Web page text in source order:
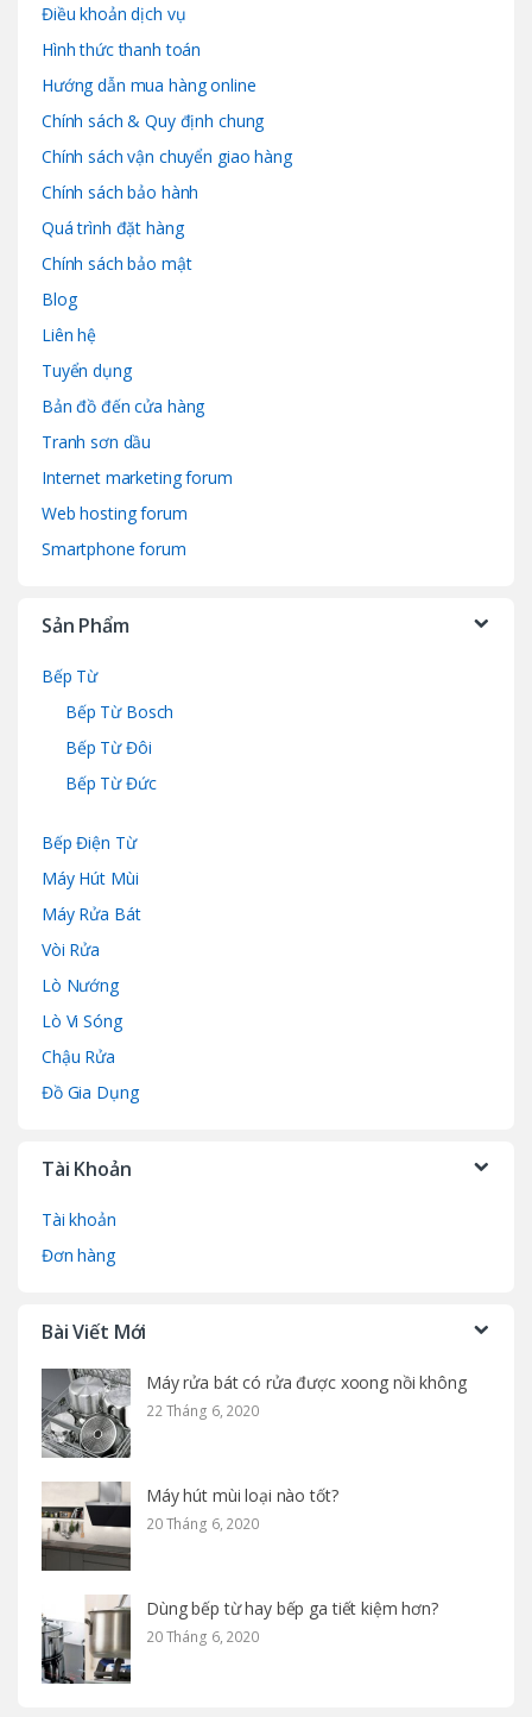
Điều khoản dịch vụ
Hình thức thanh toán
Hướng dẫn mua hàng online
Chính sách & Quy định chung
Chính sách vận chuyển giao hàng
Chính sách bảo hành
Quá trình đặt hàng
Chính sách bảo mật
Blog
Liên hệ
Tuyển dụng
Bản đồ đến cửa hàng
Tranh sơn dầu
Internet marketing forum
Web hosting forum
Smartphone forum
Sản Phẩm
Bếp Từ
Bếp Từ Bosch
Bếp Từ Đôi
Bếp Từ Đức
Bếp Điện Từ
Máy Hút Mùi
Máy Rửa Bát
Vòi Rửa
Lò Nướng
Lò Vi Sóng
Chậu Rửa
Đồ Gia Dụng
Tài Khoản
Tài khoản
Đơn hàng
Bài Viết Mới
Máy rửa bát có rửa được xoong nồi không
22 Tháng 6, 2020
Máy hút mùi loại nào tốt?
20 Tháng 6, 2020
Dùng bếp từ hay bếp ga tiết kiệm hơn?
20 Tháng 6, 2020